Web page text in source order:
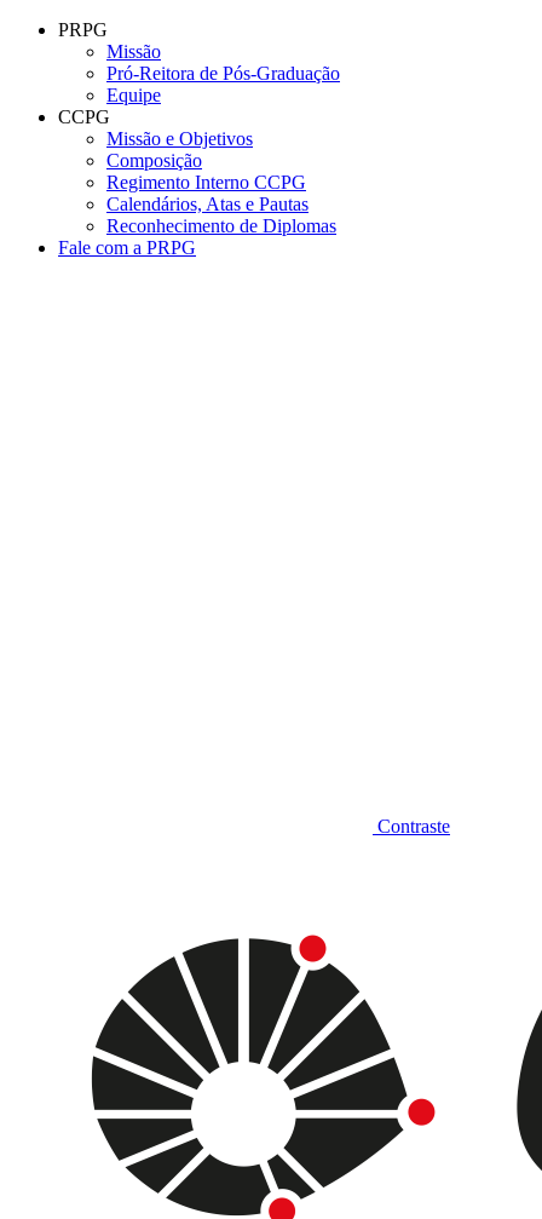
Conteúdo principal
PRPG
Missão
Pró-Reitora de Pós-Graduação
Equipe
CCPG
Missão e Objetivos
Composição
Regimento Interno CCPG
Calendários, Atas e Pautas
Reconhecimento de Diplomas
Fale com a PRPG
Contraste